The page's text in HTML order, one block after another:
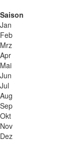
Saison
Jan
Feb
Mrz
Apr
Mai
Jun
Jul
Aug
Sep
Okt
Nov
Dez